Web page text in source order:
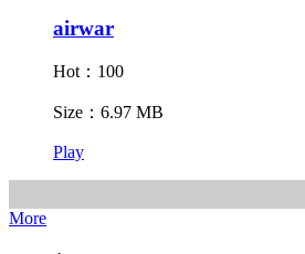
airwar
Hot：100
Size：6.97 MB
Play
More